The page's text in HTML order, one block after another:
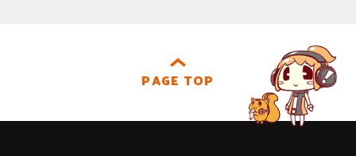
PAGE TOP